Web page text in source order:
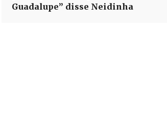
Guadalupe” disse Neidinha